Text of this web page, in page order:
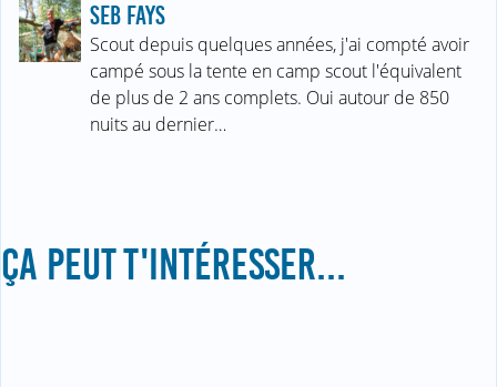
SEB FAYS
Scout depuis quelques années, j'ai compté avoir
campé sous la tente en camp scout l'équivalent
de plus de 2 ans complets. Oui autour de 850
nuits au dernier…
ÇA PEUT T'INTÉRESSER...